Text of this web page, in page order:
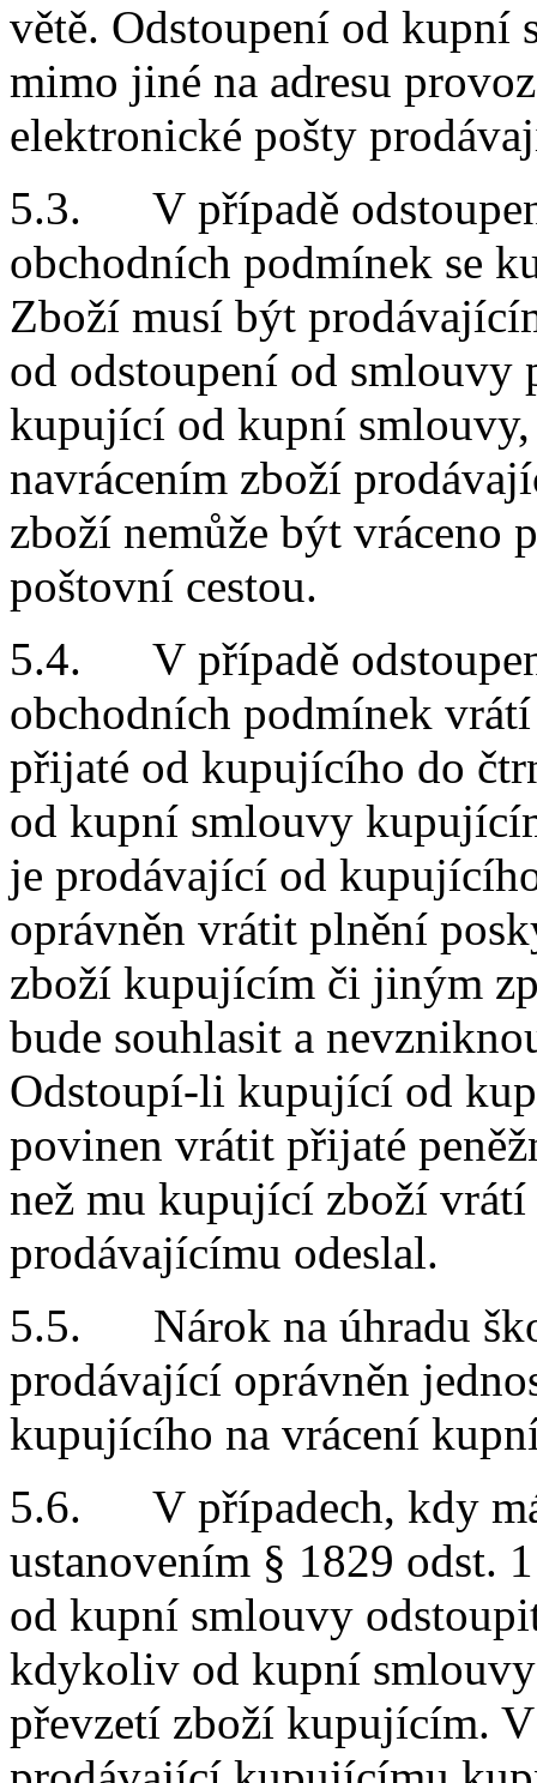
větě. Odstoupení od kupní
mimo jiné na adresu
elektronické pošty
5.3. V případě
obchodních podmínek se
Zboží musí být
od odstoupení od
kupující od kupní
navrácením zboží
zboží nemůže být vráceno
poštovní cestou.
5.4. V případě
obchodních podmínek
přijaté od kupujícího do
od kupní smlouvy
je prodávající od
oprávněn vrátit plnění
zboží kupujícím či jiným
bude souhlasit a
Odstoupí-li kupující od
povinen vrátit přijaté
než mu kupující zboží vrátí
prodávajícímu odeslal.
5.5. Nárok na úhradu
prodávající oprávněn
kupujícího na vrácení
5.6. V případech, kdy
ustanovením § 1829 odst.
od kupní smlouvy
kdykoliv od kupní
převzetí zboží kupujícím.